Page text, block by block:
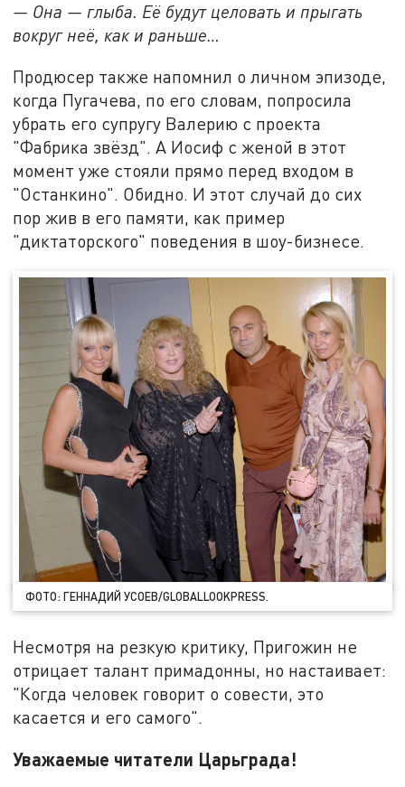
— Она — глыба. Её будут целовать и прыгать
вокруг неё, как и раньше…
Продюсер также напомнил о личном эпизоде,
когда Пугачева, по его словам, попросила
убрать его супругу Валерию с проекта
"Фабрика звёзд". А Иосиф с женой в этот
момент уже стояли прямо перед входом в
"Останкино". Обидно. И этот случай до сих
пор жив в его памяти, как пример
"диктаторского" поведения в шоу-бизнесе.
ФОТО: ГЕННАДИЙ УСОЕВ/GLOBALLOOKPRESS.
Несмотря на резкую критику, Пригожин не
отрицает талант примадонны, но настаивает:
"Когда человек говорит о совести, это
касается и его самого".
Уважаемые читатели Царьграда!